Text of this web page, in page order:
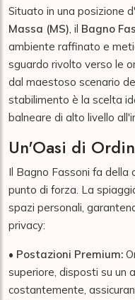
Situato in una posizione
Massa (MS), il Bagno
ambiente raffinato e
sguardo rivolto verso le
dal maestoso scenario
stabilimento è la scelta
balneare di alto livello
Un'Oasi di
Il Bagno Fassoni fa della
punto di forza. La
spazi personali,
privacy:
• Postazioni Premium:
superiore, disposti su un
costantemente,